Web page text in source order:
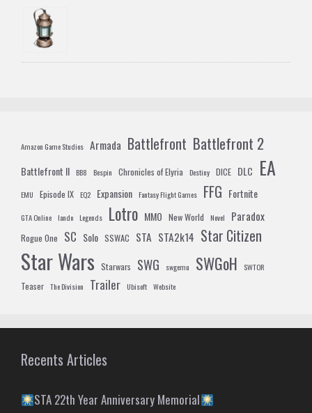
Amazon Game Studios Armada Battlefront Battlefront 2
Battlefront II BB8 Bespin Chronicles of Elyria Destiny DICE DLC EA
EMU Episode IX EQ2 Expansion Fantasy Flight Games FFG Fortnite
GTA Online lando Legends Lotro MMO New World Novel Paradox
Rogue One SC Solo SSWAC STA STA2k14 Star Citizen
Star Wars Starwars SWG swgemu SWGoH SWTOR
Teaser The Division Trailer Ubisoft Website
Recents Articles
STA 22th Year Anniversary Memorial